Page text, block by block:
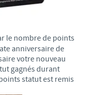
le nombre de points
anniversaire de
votre nouveau
gagnés durant
statut est remis